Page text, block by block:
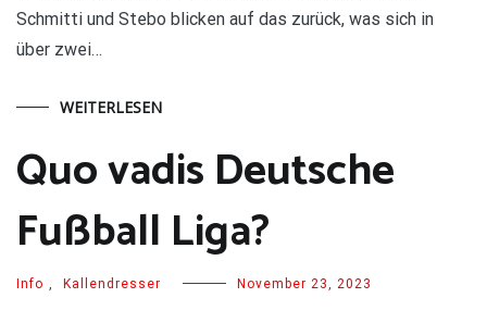
Schmitti und Stebo blicken auf das zurück, was sich in
über zwei…
WEITERLESEN
Quo vadis Deutsche
Fußball Liga?
Info , Kallendresser November 23, 2023